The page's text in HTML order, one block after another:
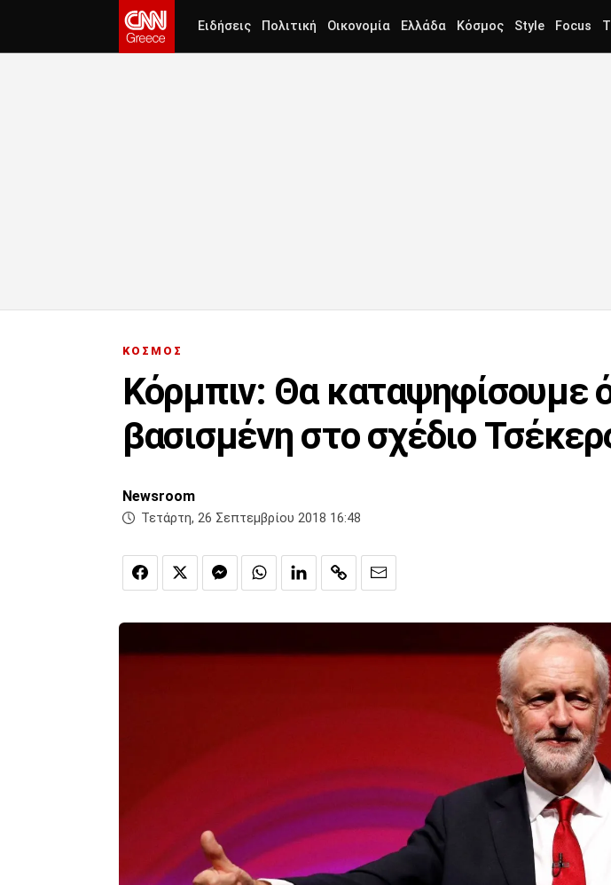
Ειδήσεις Πολιτική Οικονομία Ελλάδα Κόσμος Style Focus
ΚΟΣΜΟΣ
Κόρμπιν: Θα καταψηφίσουμε
βασισμένη στο σχέδιο
Newsroom
Τετάρτη, 26 Σεπτεμβρίου 2018 16:48